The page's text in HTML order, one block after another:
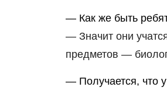
— Как же быть
— Значит они
предметов —
— Получается, что